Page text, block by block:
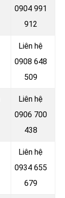
0904 991
912
Liên hệ
0908 648
509
Liên hệ
0906 700
438
Liên hệ
0934 655
679